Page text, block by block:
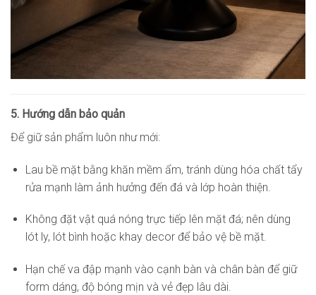
5. Hướng dẫn bảo quản
Để giữ sản phẩm luôn như mới:
Lau bề mặt bằng khăn mềm ẩm, tránh dùng hóa chất tẩy
rửa mạnh làm ảnh hưởng đến đá và lớp hoàn thiện.
Không đặt vật quá nóng trực tiếp lên mặt đá; nên dùng
lót ly, lót bình hoặc khay decor để bảo vệ bề mặt.
Hạn chế va đập mạnh vào cạnh bàn và chân bàn để giữ
form dáng, độ bóng mịn và vẻ đẹp lâu dài.